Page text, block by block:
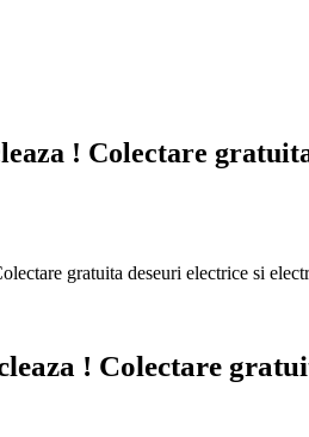
! Colectare
gratuita deseuri electrice si
! Colectare